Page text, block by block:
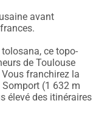
avant
ce topo-
de Toulouse
franchirez la
Somport (1 632 m
élevé des itinéraires